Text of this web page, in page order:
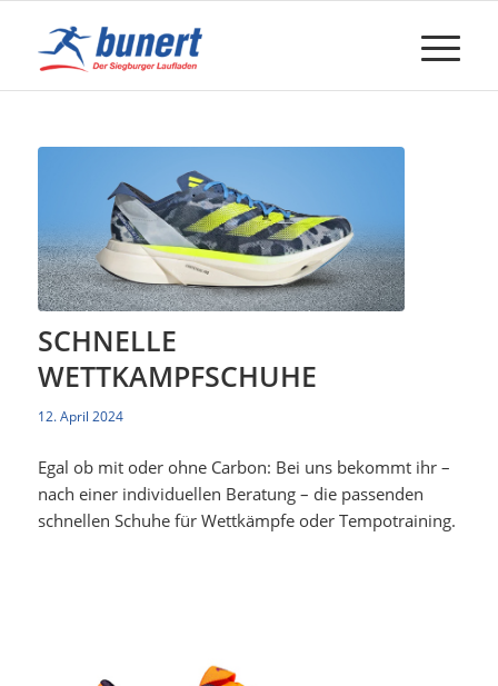
SCHNELLE
WETTKAMPFSCHUHE
12. April 2024
Egal ob mit oder ohne Carbon: Bei uns bekommt ihr –
nach einer individuellen Beratung – die passenden
schnellen Schuhe für Wettkämpfe oder Tempotraining.